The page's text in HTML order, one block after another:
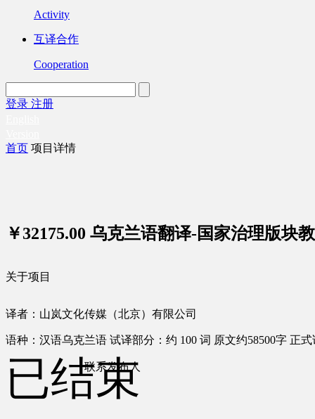
Activity
互译合作
Cooperation
登录 注册
首页 项目详情
￥32175.00 乌克兰语翻译-国家治理版块
关于项目
译者：山岚文化传媒（北京）有限公司
语种：汉语乌克兰语 试译部分：约 100 词 原文约58500字 正式
联系发布人
已结束